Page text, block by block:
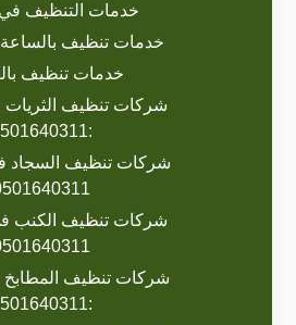
خدمات التنظيف
خدمات تنظيف
خدمات تنظيف
شركات تنظيف الثريات
:0501640311
شركات تنظيف السجاد
شركات تنظيف الكنب
شركات تنظيف المطابخ
:0501640311